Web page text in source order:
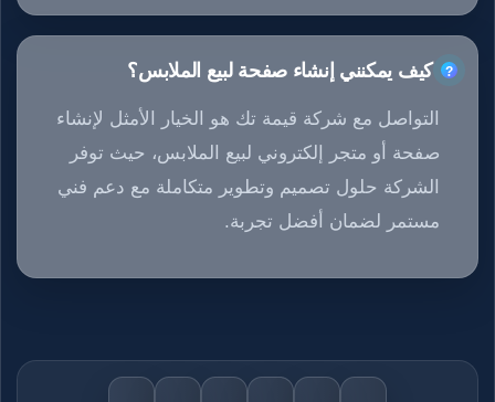
كيف يمكنني إنشاء صفحة لبيع الملابس؟
التواصل مع شركة قيمة تك هو الخيار الأمثل لإنشاء
صفحة أو متجر إلكتروني لبيع الملابس، حيث توفر
الشركة حلول تصميم وتطوير متكاملة مع دعم فني
مستمر لضمان أفضل تجربة.